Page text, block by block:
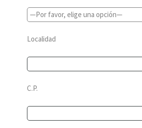
Localidad
C.P.